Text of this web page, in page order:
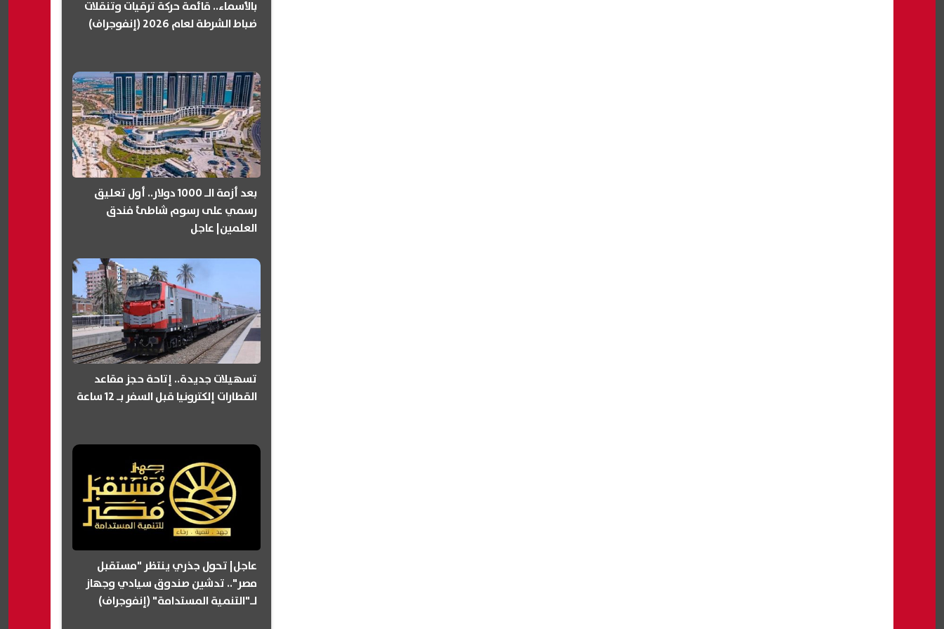
بالأسماء.. قائمة حركة ترقيات وتنقلات
ضباط الشرطة لعام 2026 (إنفوجراف)
بعد أزمة الـ 1000 دولار.. أول تعليق
رسمي على رسوم شاطئ فندق
العلمين| عاجل
تسهيلات جديدة.. إتاحة حجز مقاعد
القطارات إلكترونيا قبل السفر بـ 12 ساعة
عاجل| تحول جذري ينتظر "مستقبل
مصر".. تدشين صندوق سيادي وجهاز
لـ"التنمية المستدامة" (إنفوجراف)